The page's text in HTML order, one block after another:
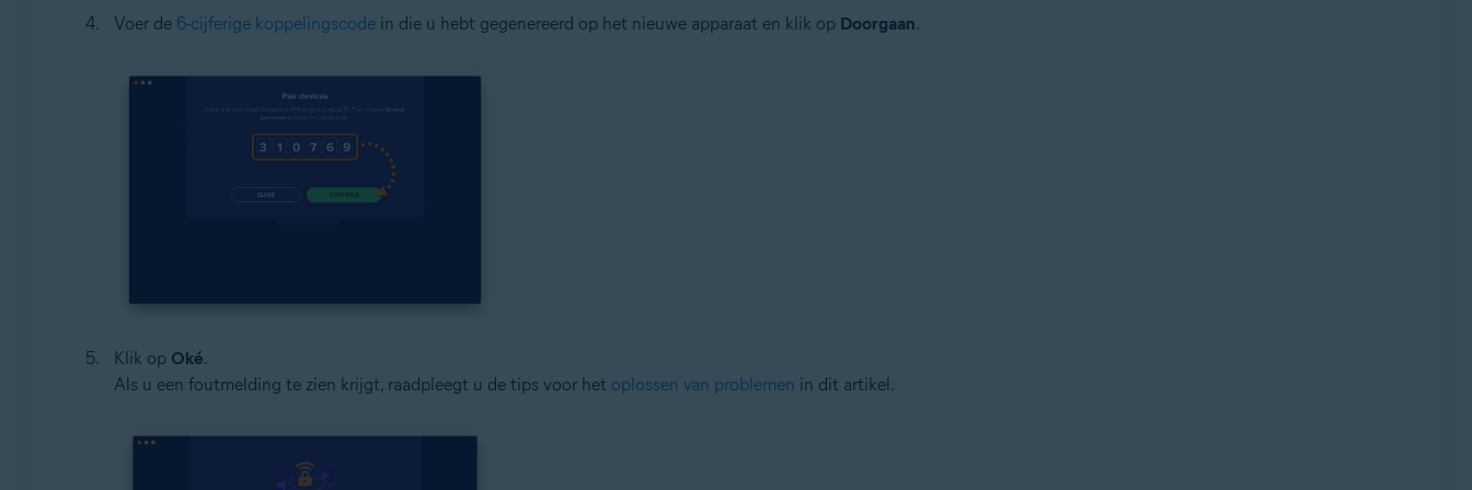
Voer de 6-cijferige koppelingscodein die u hebt gegenereerd op het nieuwe apparaat en klik op Doorgaan.
Klik op Oké.
Als u een foutmelding te zien krijgt, raadpleegt u de tips voor het oplossen van problemen in dit artikel.